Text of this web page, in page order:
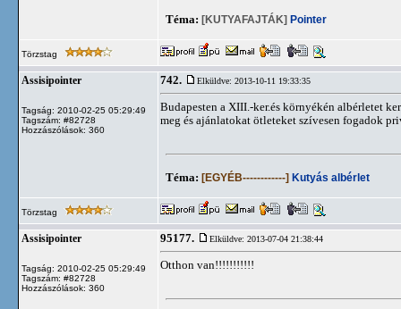
Téma: [KUTYAFAJTÁK] Pointer
Törzstag
Assisipointer
Tagság: 2010-02-25 05:29:49
Tagszám: #82728
Hozzászólások: 360
742. Elküldve: 2013-10-11 19:33:35
Budapesten a XIII.-ker.és környékén albérletet
meg és ajánlatokat ötleteket szívesen fogadok
Téma: [EGYÉB------------] Kutyás albérlet
Törzstag
Assisipointer
Tagság: 2010-02-25 05:29:49
Tagszám: #82728
Hozzászólások: 360
95177. Elküldve: 2013-07-04 21:38:44
Otthon van!!!!!!!!!!!